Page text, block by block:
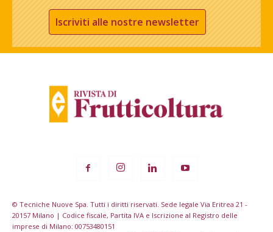
Iscriviti alle nostre newsletter
© Tecniche Nuove Spa. Tutti i diritti riservati. Sede legale Via Eritrea 21 -
20157 Milano | Codice fiscale, Partita IVA e Iscrizione al Registro delle
imprese di Milano: 00753480151